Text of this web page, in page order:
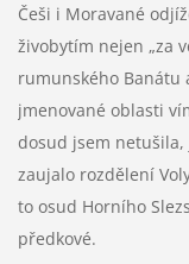
Češi i Moravané
živobytím nejen „za
rumunského Banátu
jmenované oblasti
dosud jsem
zaujalo rozdělení
to osud Horního
předkové.